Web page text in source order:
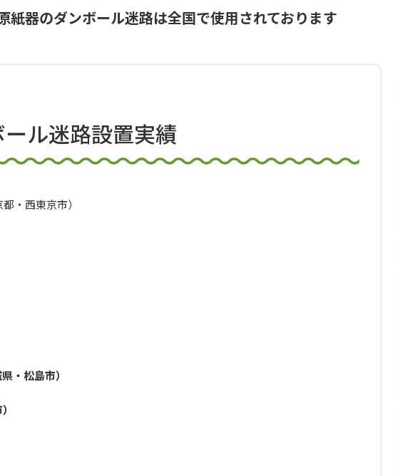
紙器のダンボール迷路は全国で使用されております
ル迷路設置実績
・西東京市）
・松島市）